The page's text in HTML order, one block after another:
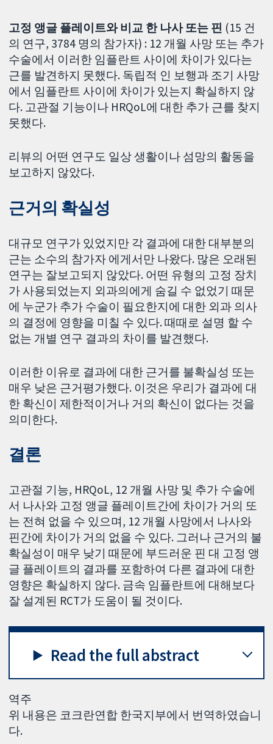
고정 앵글 플레이트와 비교 한 나사 또는 핀 (15 건
의 연구, 3784 명의 참가자) : 12 개월 사망 또는 추가
수술에서 이러한 임플란트 사이에 차이가 있다는
근를 발견하지 못했다. 독립적 인 보행과 조기 사망
에서 임플란트 사이에 차이가 있는지 확실하지 않
다. 고관절 기능이나 HRQoL에 대한 추가 근를 찾지
못했다.
리뷰의 어떤 연구도 일상 생활이나 섬망의 활동을
보고하지 않았다.
근거의 확실성
대규모 연구가 있었지만 각 결과에 대한 대부분의
근는 소수의 참가자 에게서만 나왔다. 많은 오래된
연구는 잘보고되지 않았다. 어떤 유형의 고정 장치
가 사용되었는지 외과의에게 숨길 수 없었기 때문
에 누군가 추가 수술이 필요한지에 대한 외과 의사
의 결정에 영향을 미칠 수 있다. 때때로 설명 할 수
없는 개별 연구 결과의 차이를 발견했다.
이러한 이유로 결과에 대한 근거를 불확실성 또는
매우 낮은 근거평가했다. 이것은 우리가 결과에 대
한 확신이 제한적이거나 거의 확신이 없다는 것을
의미한다.
결론
고관절 기능, HRQoL, 12 개월 사망 및 추가 수술에
서 나사와 고정 앵글 플레이트간에 차이가 거의 또
는 전혀 없을 수 있으며, 12 개월 사망에서 나사와
핀간에 차이가 거의 없을 수 있다. 그러나 근거의 불
확실성이 매우 낮기 때문에 부드러운 핀 대 고정 앵
글 플레이트의 결과를 포함하여 다른 결과에 대한
영향은 확실하지 않다. 금속 임플란트에 대해보다
잘 설계된 RCT가 도움이 될 것이다.
Read the full abstract
역주
위 내용은 코크란연합 한국지부에서 번역하였습니
다.